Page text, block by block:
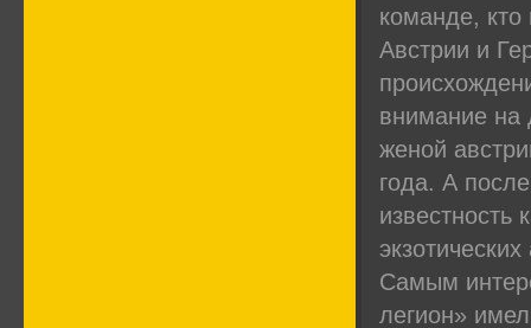
команде,
Австрии и
внимание на
женой
года. А
известность
Самым
легион»